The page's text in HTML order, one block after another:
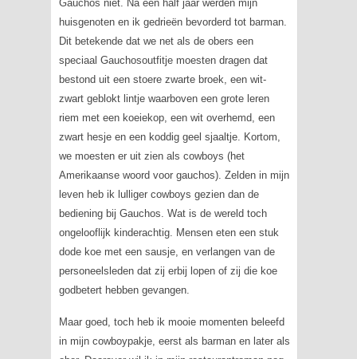
Gauchos niet. Na een half jaar werden mijn
huisgenoten en ik gedrieën bevorderd tot barman.
Dit betekende dat we net als de obers een
speciaal Gauchosoutfitje moesten dragen dat
bestond uit een stoere zwarte broek, een wit-
zwart geblokt lintje waarboven een grote leren
riem met een koeiekop, een wit overhemd, een
zwart hesje en een koddig geel sjaaltje. Kortom,
we moesten er uit zien als cowboys (het
Amerikaanse woord voor gauchos). Zelden in mijn
leven heb ik lulliger cowboys gezien dan de
bediening bij Gauchos. Wat is de wereld toch
ongelooflijk kinderachtig. Mensen eten een stuk
dode koe met een sausje, en verlangen van de
personeelsleden dat zij erbij lopen of zij die koe
godbetert hebben gevangen.
Maar goed, toch heb ik mooie momenten beleefd
in mijn cowboypakje, eerst als barman en later als